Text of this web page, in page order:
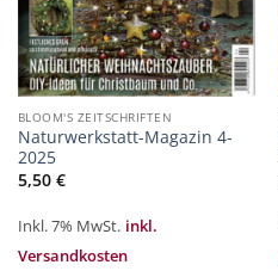
BLOOM'S ZEITSCHRIFTEN
Naturwerkstatt-Magazin 4-
2025
5,50 €
Inkl. 7% MwSt. inkl.
Versandkosten